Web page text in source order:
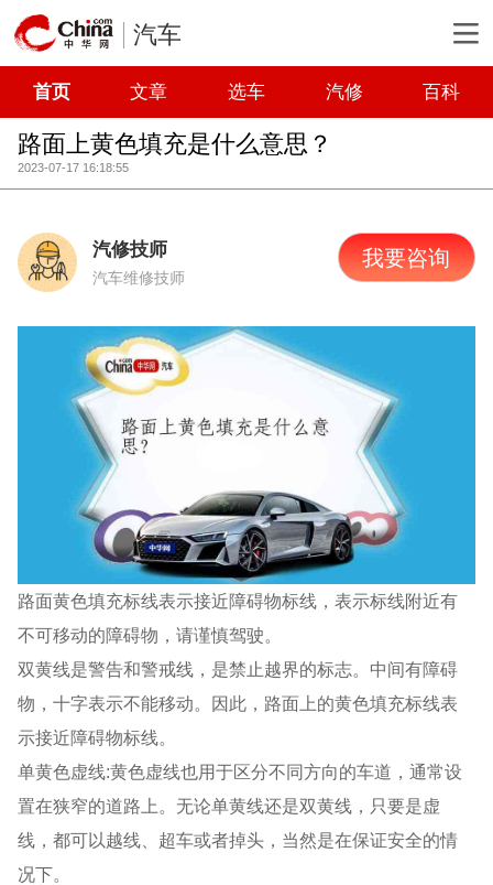
汽车
首页 文章 选车 汽修 百科
路面上黄色填充是什么意思？
2023-07-17 16:18:55
汽修技师
汽车维修技师
我要咨询
路面黄色填充标线表示接近障碍物标线，表示标线附近有
不可移动的障碍物，请谨慎驾驶。
双黄线是警告和警戒线，是禁止越界的标志。中间有障碍
物，十字表示不能移动。因此，路面上的黄色填充标线表
示接近障碍物标线。
单黄色虚线:黄色虚线也用于区分不同方向的车道，通常设
置在狭窄的道路上。无论单黄线还是双黄线，只要是虚
线，都可以越线、超车或者掉头，当然是在保证安全的情
况下。